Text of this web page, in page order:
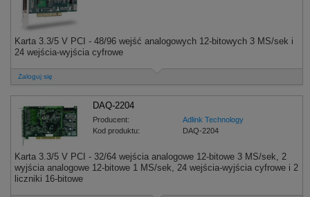
Karta 3.3/5 V PCI - 48/96 wejść analogowych 12-bitowych 3 MS/sek i
24 wejścia-wyjścia cyfrowe
Zaloguj się
DAQ-2204
Producent:
Adlink Technology
Kod produktu:
DAQ-2204
Karta 3.3/5 V PCI - 32/64 wejścia analogowe 12-bitowe 3 MS/sek, 2
wyjścia analogowe 12-bitowe 1 MS/sek, 24 wejścia-wyjścia cyfrowe i 2
liczniki 16-bitowe